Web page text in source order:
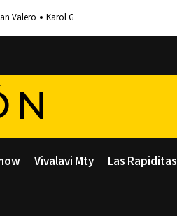
Valero Karol G
Vivalavi Mty Las Rapiditas